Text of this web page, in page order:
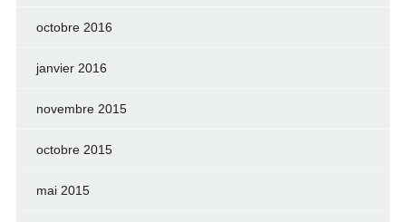
octobre 2016
janvier 2016
novembre 2015
octobre 2015
mai 2015